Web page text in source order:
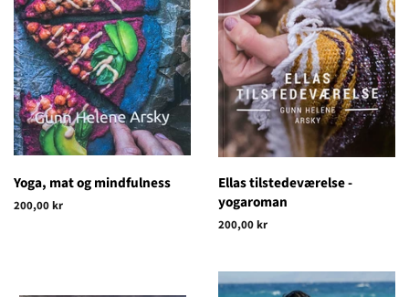
Yoga, mat og mindfulness
Vanlig
200,00 kr
Ellas tilstedeværelse -
yogaroman
Vanlig
200,00 kr